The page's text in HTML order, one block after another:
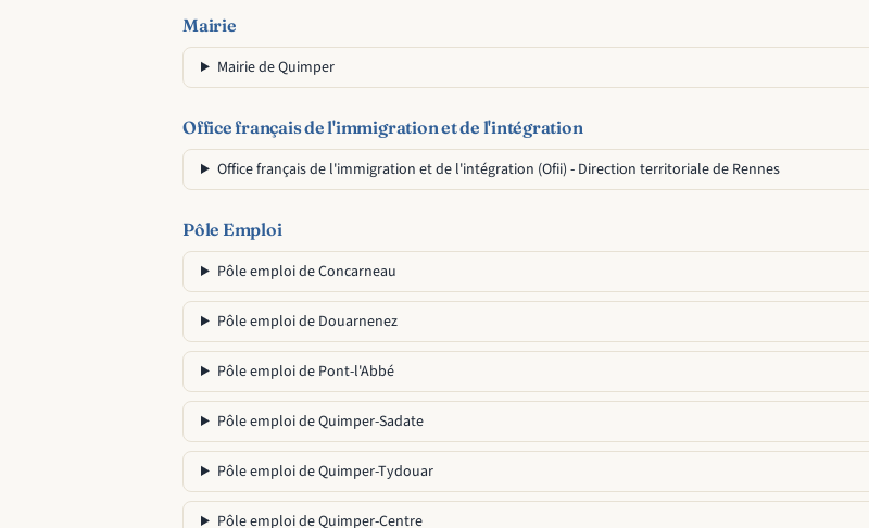
Mairie
Mairie de Quimper
Office français de l'immigration et de l'intégration
Office français de l'immigration et de l'intégration (Ofii) - Direction territoriale de Rennes
Pôle Emploi
Pôle emploi de Concarneau
Pôle emploi de Douarnenez
Pôle emploi de Pont-l'Abbé
Pôle emploi de Quimper-Sadate
Pôle emploi de Quimper-Tydouar
Pôle emploi de Quimper-Centre